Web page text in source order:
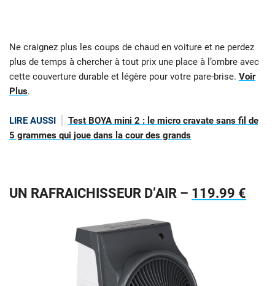
Ne craignez plus les coups de chaud en voiture et ne perdez
plus de temps à chercher à tout prix une place à l’ombre avec
cette couverture durable et légère pour votre pare-brise. Voir
Plus.
LIRE AUSSI
Test BOYA mini 2 : le micro cravate sans fil de
5 grammes qui joue dans la cour des grands
UN RAFRAICHISSEUR D’AIR – 119.99 €